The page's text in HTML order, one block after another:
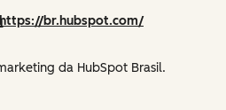
https://br.hubspot.com/
da HubSpot Brasil.